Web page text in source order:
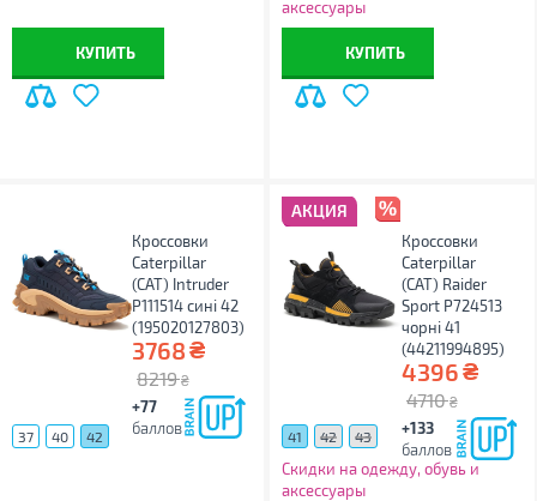
КУПИТЬ
аксессуары
КУПИТЬ
Кроссовки
Caterpillar
(CAT) Intruder
P111514 сині 42
(195020127803)
3768₴
8219 ₴
+77
баллов
37 40 42
АКЦИЯ
Кроссовки
Caterpillar
(CAT) Raider
Sport P724513
чорні 41
(44211994895)
4396₴
4710 ₴
+133
баллов
41 42 43
Скидки на одежду, обувь и
аксессуары